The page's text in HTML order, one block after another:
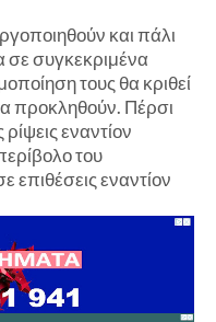
και πάλι
σε συγκεκριμένα
τους θα κριθεί
προκληθούν. Πέρσι
εναντίον
του
επιθέσεις εναντίον